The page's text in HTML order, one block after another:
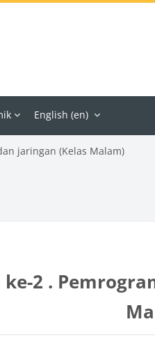
English ‎(en)‎
jaringan (Kelas Malam)
2 .